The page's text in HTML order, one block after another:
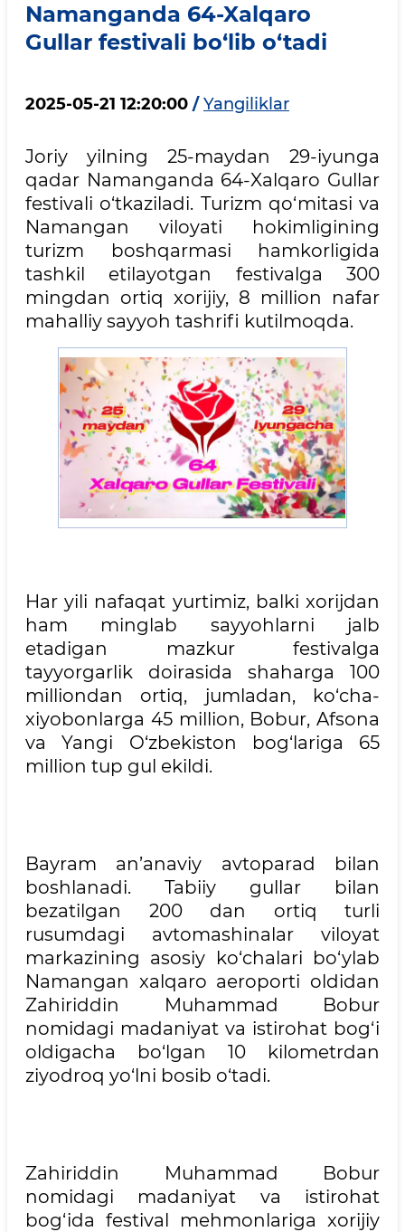
Namanganda 64-Xalqaro
Gullar festivali bo‘lib o‘tadi
2025-05-21 12:20:00 / Yangiliklar
Joriy yilning 25-maydan 29-iyunga
qadar Namanganda 64-Xalqaro Gullar
festivali o‘tkaziladi. Turizm qo‘mitasi va
Namangan viloyati hokimligining
turizm boshqarmasi hamkorligida
tashkil etilayotgan festivalga 300
mingdan ortiq xorijiy, 8 million nafar
mahalliy sayyoh tashrifi kutilmoqda.
Har yili nafaqat yurtimiz, balki xorijdan
ham minglab sayyohlarni jalb
etadigan mazkur festivalga
tayyorgarlik doirasida shaharga 100
milliondan ortiq, jumladan, ko‘cha-
xiyobonlarga 45 million, Bobur, Afsona
va Yangi O‘zbekiston bog‘lariga 65
million tup gul ekildi.
Bayram an’anaviy avtoparad bilan
boshlanadi. Tabiiy gullar bilan
bezatilgan 200 dan ortiq turli
rusumdagi avtomashinalar viloyat
markazining asosiy ko‘chalari bo‘ylab
Namangan xalqaro aeroporti oldidan
Zahiriddin Muhammad Bobur
nomidagi madaniyat va istirohat bog‘i
oldigacha bo‘lgan 10 kilometrdan
ziyodroq yo‘lni bosib o‘tadi.
Zahiriddin Muhammad Bobur
nomidagi madaniyat va istirohat
bog‘ida festival mehmonlariga xorijiy